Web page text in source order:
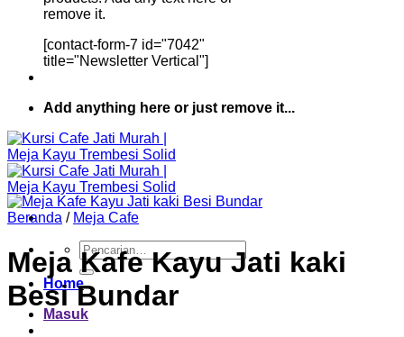
remove it.
[contact-form-7 id="7042"
title="Newsletter Vertical"]
Add anything here or just remove it...
Pencarian
untuk:
Home
Masuk
Beranda / Meja Cafe
Meja Kafe Kayu Jati kaki
Besi Bundar